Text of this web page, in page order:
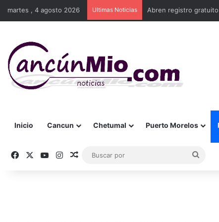
martes , 4 agosto 2026 Ultimas Noticias Abren registro gratuito
Inicio Cancun Chetumal Puerto Morelos
Facebook YouTubeInstagramPublicación al azar